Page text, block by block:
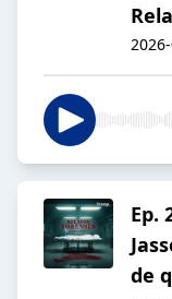
Ep.
de